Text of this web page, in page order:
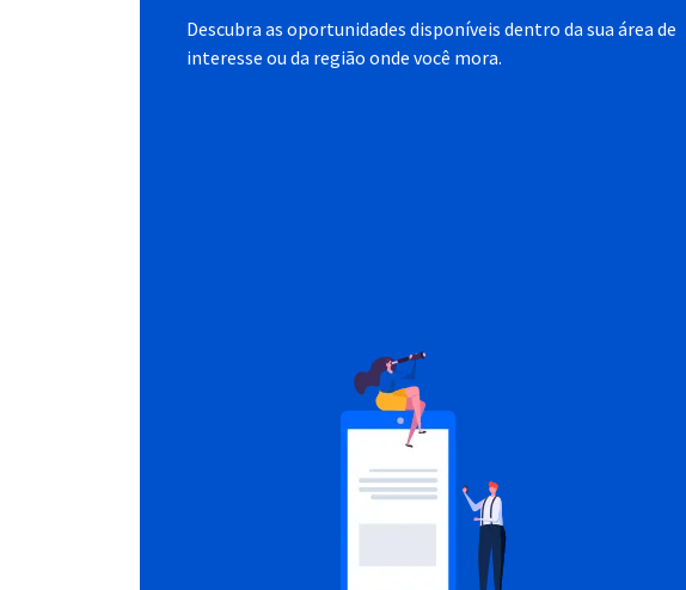
Descubra as oportunidades disponíveis dentro da sua área de
interesse ou da região onde você mora.